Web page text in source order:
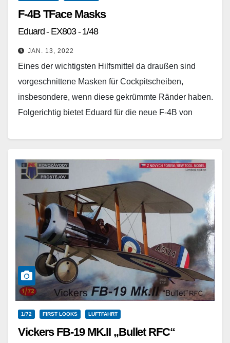
F-4B TFace Masks
Eduard - EX803 - 1/48
JAN. 13, 2022
Eines der wichtigsten Hilfsmittel da draußen sind
vorgeschnittene Masken für Cockpitscheiben,
insbesondere, wenn diese gekrümmte Ränder haben.
Folgerichtig bietet Eduard für die neue F-4B von
1/72 FIRST LOOKS LUFTFAHRT
Vickers FB-19 MK.II „Bullet RFC“